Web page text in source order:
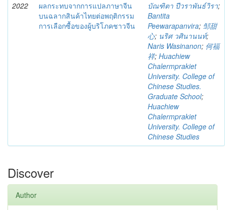
2022
ผลกระทบจากการแปลภาษาจีน
บนฉลากสินค้าไทยต่อพฤติกรรม
การเลือกซื้อของผู้บริโภคชาวจีน
บัณฑิตา ปีวราพันธ์วิรา;
Bantita
Peewarapanvira; 邹甜
心; นริศ วศินานนท์;
Naris Wasinanon; 何福
祥; Huachiew
Chalermprakiet
University. College of
Chinese Studies.
Graduate School;
Huachiew
Chalermprakiet
University. College of
Chinese Studies
Discover
Author